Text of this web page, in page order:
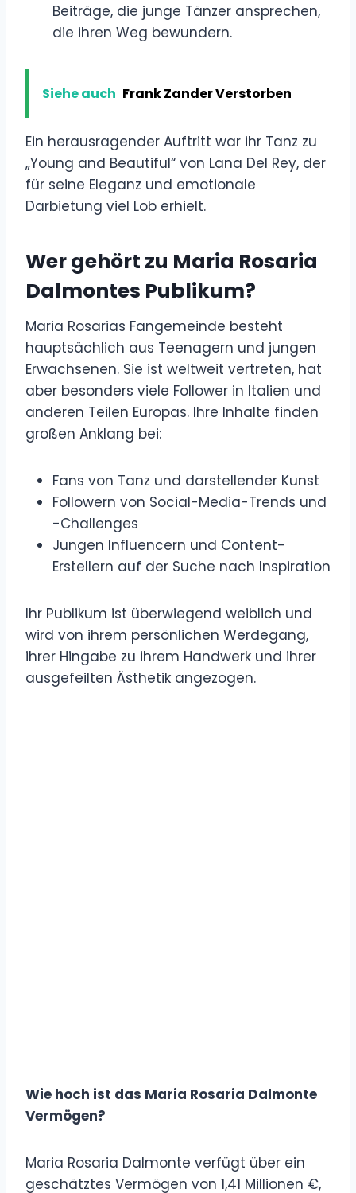
Beiträge, die junge Tänzer ansprechen,
die ihren Weg bewundern.
Siehe auch Frank Zander Verstorben
Ein herausragender Auftritt war ihr Tanz zu
„Young and Beautiful“ von Lana Del Rey, der
für seine Eleganz und emotionale
Darbietung viel Lob erhielt.
Wer gehört zu Maria Rosaria
Dalmontes Publikum?
Maria Rosarias Fangemeinde besteht
hauptsächlich aus Teenagern und jungen
Erwachsenen. Sie ist weltweit vertreten, hat
aber besonders viele Follower in Italien und
anderen Teilen Europas. Ihre Inhalte finden
großen Anklang bei:
Fans von Tanz und darstellender Kunst
Followern von Social-Media-Trends und
-Challenges
Jungen Influencern und Content-
Erstellern auf der Suche nach Inspiration
Ihr Publikum ist überwiegend weiblich und
wird von ihrem persönlichen Werdegang,
ihrer Hingabe zu ihrem Handwerk und ihrer
ausgefeilten Ästhetik angezogen.
Wie hoch ist das Maria Rosaria Dalmonte
Vermögen?
Maria Rosaria Dalmonte verfügt über ein
geschätztes Vermögen von 1,41 Millionen €,